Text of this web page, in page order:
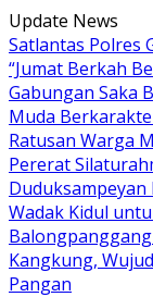
Langsung
ke
konten
Update News
Satlantas Polres
“Jumat Berkah
Gabungan Saka
Muda
Ratusan Warga
Pererat
Wadak Kidul
Kangkung,
Pangan